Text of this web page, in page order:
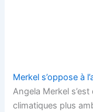
Merkel s’oppose à
Angela Merkel
climatiques plus